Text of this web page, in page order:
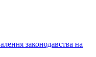
законодавства на